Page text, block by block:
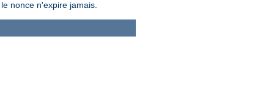
nonce n'expire jamais.